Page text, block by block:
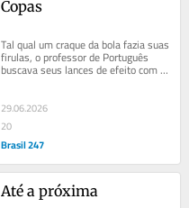
Copas
Tal qual um craque da bola fazia suas
firulas, o professor de Português
buscava seus lances de efeito com
29.06.2026
20
Brasil 247
Até a próxima